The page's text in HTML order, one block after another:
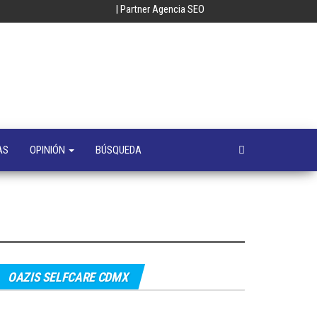
| Partner Agencia SEO
OPINIÓN BÚSQUEDA
OAZIS SELFCARE CDMX